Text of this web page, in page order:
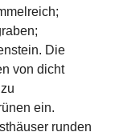
Die
von dicht
ein.
runden